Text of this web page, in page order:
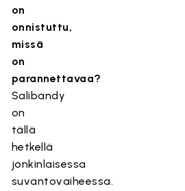
on
onnistuttu,
missä
on
parannettavaa?
Salibandy
on
tällä
hetkellä
jonkinlaisessa
suvantovaiheessa.